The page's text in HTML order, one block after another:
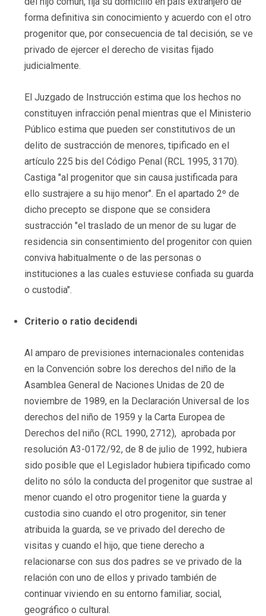
forma definitiva sin conocimiento y acuerdo con el otro
progenitor que, por consecuencia de tal decisión, se ve
privado de ejercer el derecho de visitas fijado
judicialmente.
El Juzgado de Instrucción estima que los hechos no
constituyen infracción penal mientras que el Ministerio
Público estima que pueden ser constitutivos de un
delito de sustracción de menores, tipificado en el
artículo 225 bis del Código Penal (RCL 1995, 3170).
Castiga "al progenitor que sin causa justificada para
ello sustrajere a su hijo menor". En el apartado 2º de
dicho precepto se dispone que se considera
sustracción "el traslado de un menor de su lugar de
residencia sin consentimiento del progenitor con quien
conviva habitualmente o de las personas o
instituciones a las cuales estuviese confiada su guarda
o custodia".
Criterio o ratio decidendi
Al amparo de previsiones internacionales contenidas
en la Convención sobre los derechos del niño de la
Asamblea General de Naciones Unidas de 20 de
noviembre de 1989, en la Declaración Universal de los
derechos del niño de 1959 y la Carta Europea de
Derechos del niño (RCL 1990, 2712), aprobada por
resolución A3-0172/92, de 8 de julio de 1992, hubiera
sido posible que el Legislador hubiera tipificado como
delito no sólo la conducta del progenitor que sustrae al
menor cuando el otro progenitor tiene la guarda y
custodia sino cuando el otro progenitor, sin tener
atribuida la guarda, se ve privado del derecho de
visitas y cuando el hijo, que tiene derecho a
relacionarse con sus dos padres se ve privado de la
relación con uno de ellos y privado también de
continuar viviendo en su entorno familiar, social,
geográfico o cultural.